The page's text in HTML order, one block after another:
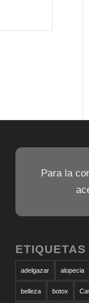
Para la
ETIQUETAS
adelgazar alopecia
belleza botox